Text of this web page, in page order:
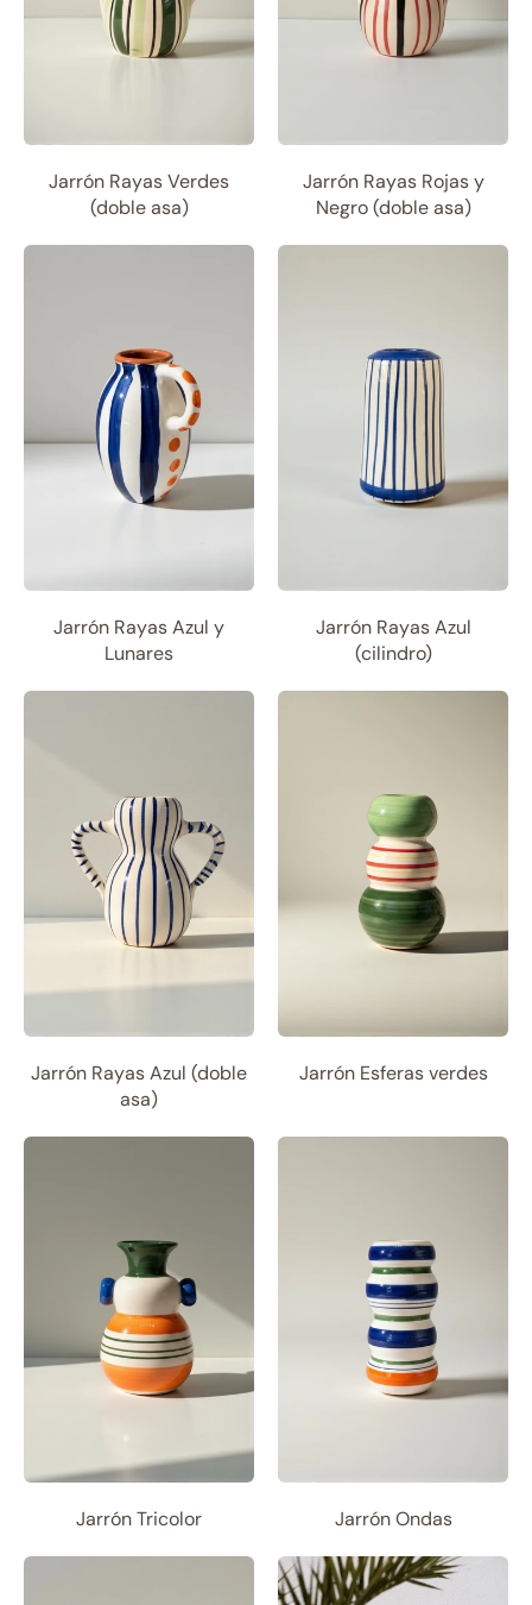
Jarrón Rayas Verdes
(doble asa)
Jarrón Rayas Rojas y
Negro (doble asa)
Jarrón Rayas Azul y
Lunares
Jarrón Rayas Azul
(cilindro)
Jarrón Rayas Azul (doble
asa)
Jarrón Esferas verdes
Jarrón Tricolor Jarrón Ondas